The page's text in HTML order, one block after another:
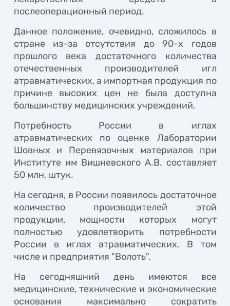
послеоперационный период.
Данное положение, очевидно, сложилось в
стране из-за отсутствия до 90-х годов
прошлого века достаточного количества
отечественных производителей игл
атравматических, а импортная продукция по
причине высоких цен не была доступна
большинству медицинских учреждений.
Потребность России в иглах
атравматических по оценке Лаборатории
Шовных и Перевязочных материалов при
Институте им Вишневского А.В. составляет
50 млн. штук.
На сегодня, в России появилось достаточное
количество производителей этой
продукции, мощности которых могут
полностью удовлетворить потребности
России в иглах атравматических. В том
числе и предприятия "Волоть".
На сегодняшний день имеются все
медицинские, технические и экономические
основания максимально сократить